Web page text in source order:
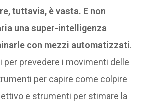
tuttavia, è vasta. E non
una super-intelligenza
con mezzi automatizzati.
prevedere i movimenti delle
per capire come colpire
e strumenti per stimare la